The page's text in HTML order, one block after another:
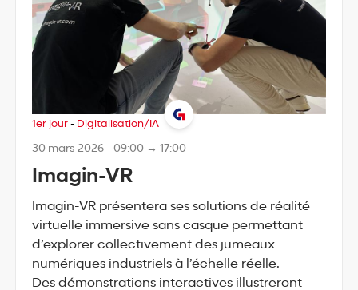
1er jour - Digitalisation/IA
30 mars 2026 - 09:00 → 17:00
Imagin-VR
Imagin-VR présentera ses solutions de réalité
virtuelle immersive sans casque permettant
d’explorer collectivement des jumeaux
numériques industriels à l’échelle réelle.
Des démonstrations interactives illustreront